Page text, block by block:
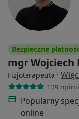
Bezpieczne
mgr Wojciech
Fizjoterapeuta ·
128 opinii
Popularny
online